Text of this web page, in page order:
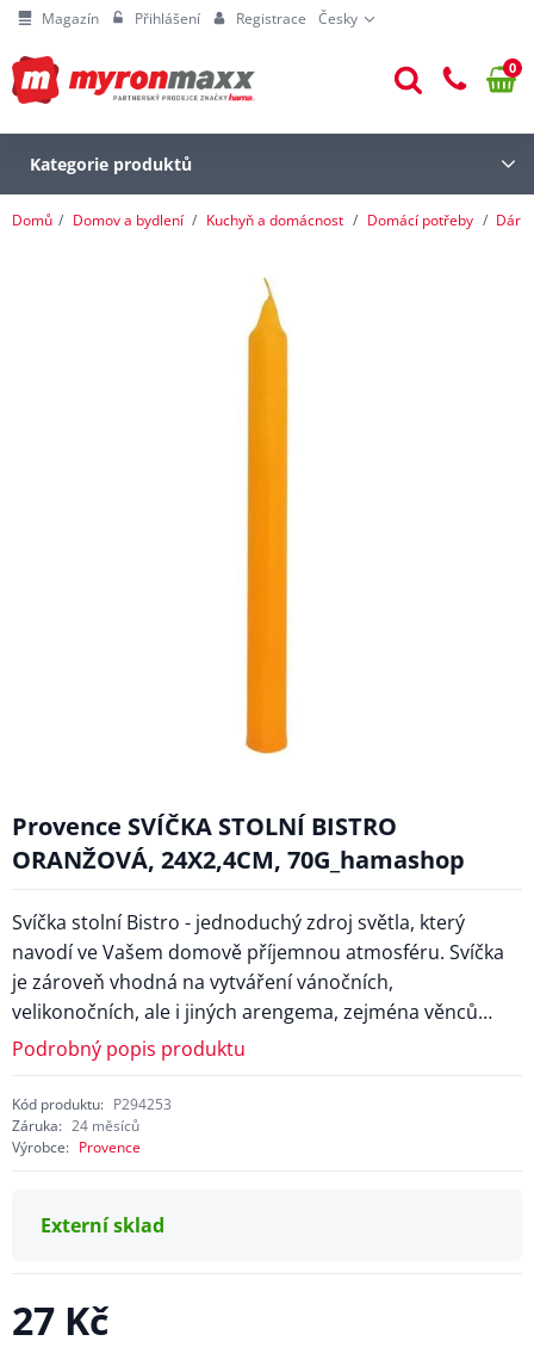
Magazín Přihlášení Registrace Česky
0
Kategorie produktů
Domů Domov a bydlení Kuchyň a domácnost Domácí potřeby
Provence SVÍČKA STOLNÍ BISTRO
ORANŽOVÁ, 24X2,4CM, 70G_hamashop
Svíčka stolní Bistro - jednoduchý zdroj světla, který
navodí ve Vašem domově příjemnou atmosféru. Svíčka
je zároveň vhodná na vytváření vánočních,
velikonočních, ale i jiných arengema, zejména věnců…
Podrobný popis produktu
Kód produktu: P294253
Záruka: 24 měsíců
Výrobce: Provence
Externí sklad
27 Kč